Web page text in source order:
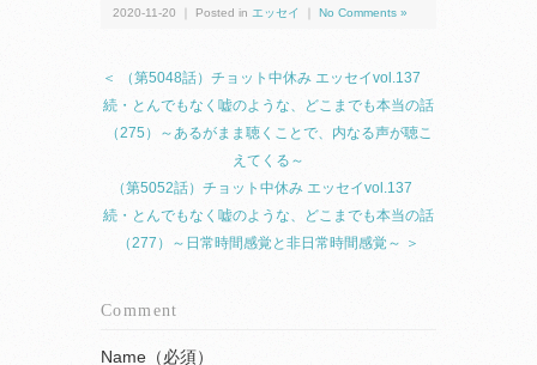
2020-11-20 ｜ Posted in エッセイ No Comments »
＜ （第5048話）チョット中休み エッセイvol.137
続・とんでもなく嘘のような、どこまでも本当の話
（275）～あるがまま聴くことで、内なる声が聴こ
えてくる～
（第5052話）チョット中休み エッセイvol.137
続・とんでもなく嘘のような、どこまでも本当の話
（277）～日常時間感覚と非日常時間感覚～ ＞
Comment
Name（必須）